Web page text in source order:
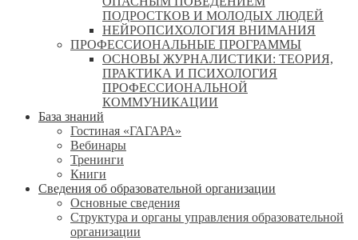
ПОДРОСТКОВ И МОЛОДЫХ ЛЮДЕЙ
НЕЙРОПСИХОЛОГИЯ ВНИМАНИЯ
ПРОФЕССИОНАЛЬНЫЕ ПРОГРАММЫ
ОСНОВЫ ЖУРНАЛИСТИКИ: ТЕОРИЯ,
ПРАКТИКА И ПСИХОЛОГИЯ
ПРОФЕССИОНАЛЬНОЙ
КОММУНИКАЦИИ
База знаний
Гостиная «ГАГАРА»
Вебинары
Тренинги
Книги
Сведения об образовательной организации
Основные сведения
Структура и органы управления образовательной
организации